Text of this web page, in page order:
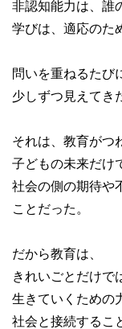
非認知能力は、誰
学びは、適応のた
問いを重ねるたび
少しずつ見えてき
それは、教育がつ
子どもの未来だけ
社会の側の期待や
ことだった。
だから教育は、
きれいごとだけで
生きていくための
社会と接続するこ